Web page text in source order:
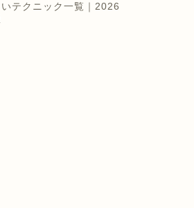
いテクニック一覧｜2026